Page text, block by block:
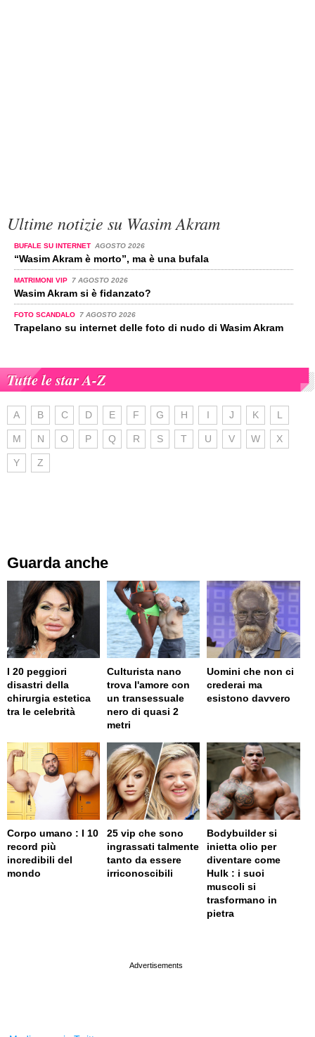
Ultime notizie su Wasim Akram
BUFALE SU INTERNET AGOSTO 2026
“Wasim Akram è morto”, ma è una bufala
MATRIMONI VIP 7 AGOSTO 2026
Wasim Akram si è fidanzato?
FOTO SCANDALO 7 AGOSTO 2026
Trapelano su internet delle foto di nudo di Wasim Akram
Tutte le star A-Z
A B C D E F G H I J K L
M N O P Q R S T U V W X
Y Z
Guarda anche
I 20 peggiori
disastri della
chirurgia estetica
tra le celebrità
Culturista nano
trova l'amore con
un transessuale
nero di quasi 2
metri
Uomini che non ci
crederai ma
esistono davvero
Corpo umano : I 10
record più
incredibili del
mondo
25 vip che sono
ingrassati talmente
tanto da essere
irriconoscibili
Bodybuilder si
inietta olio per
diventare come
Hulk : i suoi
muscoli si
trasformano in
pietra